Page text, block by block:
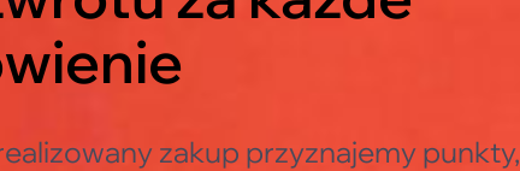
zakup przyznajemy punkty,